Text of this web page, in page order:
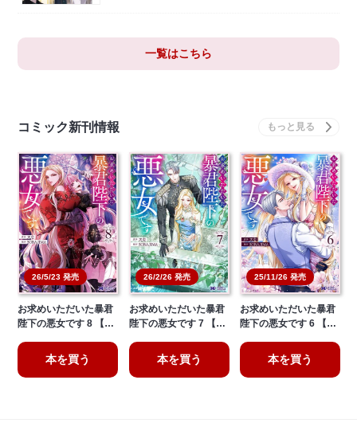
一覧はこちら
コミック新刊情報
26/5/23 発売
お求めいただいた暴君
陛下の悪女です 8 【…
本を買う
26/2/26 発売
お求めいただいた暴君
陛下の悪女です 7 【…
本を買う
25/11/26 発売
お求めいただいた暴君
陛下の悪女です 6 【…
本を買う